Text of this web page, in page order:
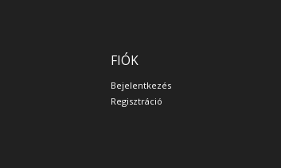
FIÓK
Bejelentkezés
Regisztráció